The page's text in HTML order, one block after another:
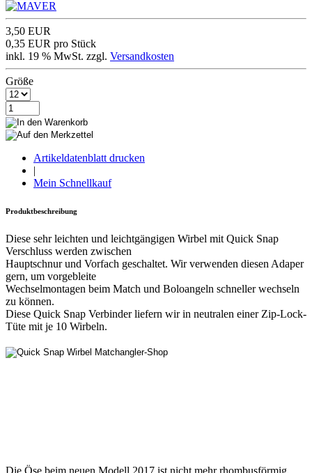
3,50 EUR
0,35 EUR pro Stück
inkl. 19 % MwSt. zzgl. Versandkosten
Größe
Artikeldatenblatt drucken
|
Mein Schnellkauf
Produktbeschreibung
Diese sehr leichten und leichtgängigen Wirbel mit Quick Snap
Verschluss werden zwischen
Hauptschnur und Vorfach geschaltet. Wir verwenden diesen Adaper
gern, um vorgebleite
Wechselmontagen beim Match und Boloangeln schneller wechseln
zu können.
Diese Quick Snap Verbinder liefern wir in neutralen einer Zip-Lock-
Tüte mit je 10 Wirbeln.
Die Öse beim neuen Modell 2017 ist nicht mehr rhombusförmig,